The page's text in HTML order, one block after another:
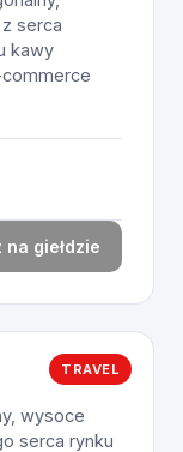
serca
kawy
na giełdzie
TRAVEL
wysoce
serca rynku